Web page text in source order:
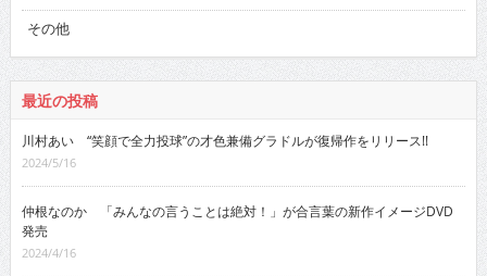
その他
最近の投稿
川村あい “笑顔で全力投球”の才色兼備グラドルが復帰作をリリース!!
2024/5/16
仲根なのか 「みんなの言うことは絶対！」が合言葉の新作イメージDVD
発売
2024/4/16